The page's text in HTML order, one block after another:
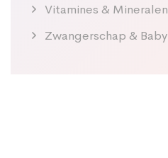
Vitamines & Mineralen
Zwangerschap & Baby